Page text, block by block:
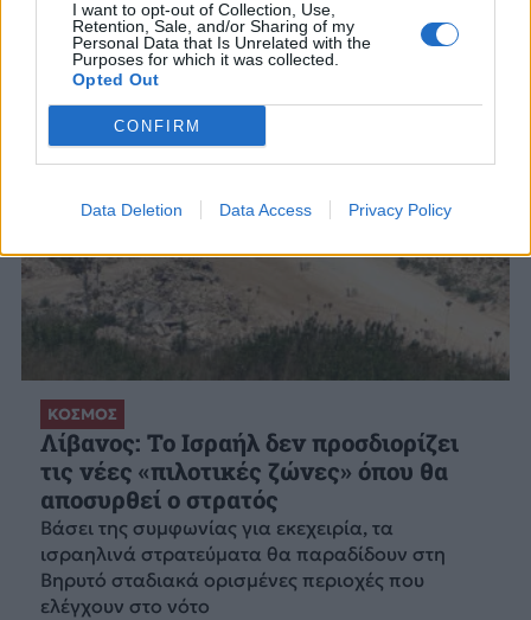
I want to opt-out of Collection, Use,
Retention, Sale, and/or Sharing of my
Personal Data that Is Unrelated with the
Purposes for which it was collected.
Opted Out
CONFIRM
Data Deletion Data Access Privacy Policy
ΚΟΣΜΟΣ
Λίβανος: Το Ισραήλ δεν προσδιορίζει
τις νέες «πιλοτικές ζώνες» όπου θα
αποσυρθεί ο στρατός
Βάσει της συμφωνίας για εκεχειρία, τα
ισραηλινά στρατεύματα θα παραδίδουν στη
Βηρυτό σταδιακά ορισμένες περιοχές που
ελέγχουν στο νότο